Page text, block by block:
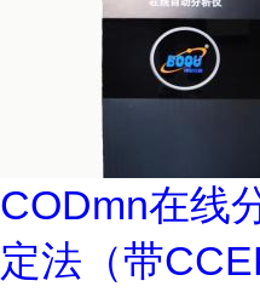
CODmn在线
定法（带